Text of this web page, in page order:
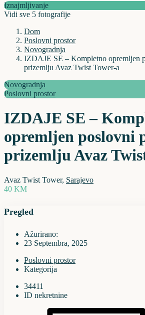
Iznajmljivanje
Vidi sve 5 fotografije
Dom
Poslovni prostor
Novogradnja
IZDAJE SE – Kompletno opremljen
prizemlju Avaz Twist Tower-a
Novogradnja
Poslovni prostor
IZDAJE SE –
opremljen poslovni
prizemlju Avaz
Avaz Twist Tower, Sarajevo
40 KM
Pregled
Ažurirano:
23 Septembra, 2025
Poslovni prostor
Kategorija
34411
ID nekretnine